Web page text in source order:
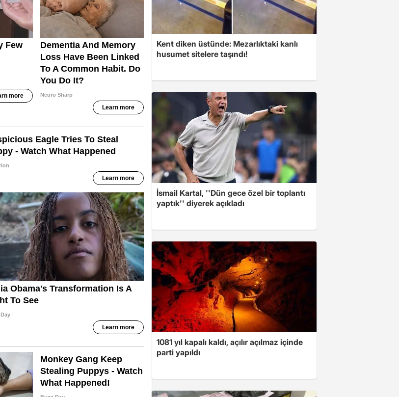
Kent diken üstünde: Mezarlıktaki kanlı
husumet sitelere taşındı!
İsmail Kartal, ''Dün gece özel bir toplantı
yaptık'' diyerek açıkladı
1081 yıl kapalı kaldı, açılır açılmaz içinde
parti yapıldı